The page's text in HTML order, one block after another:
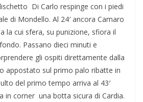
Di Carlo respinge con i piedi
di Mondello. Al 24′ ancora Camaro
la cui sfera, su punizione, sfiora il
Passano dieci minuti e
gli ospiti direttamente dalla
appostato sul primo palo ribatte in
del primo tempo arriva al 43′
in corner una botta sicura di Cardia.